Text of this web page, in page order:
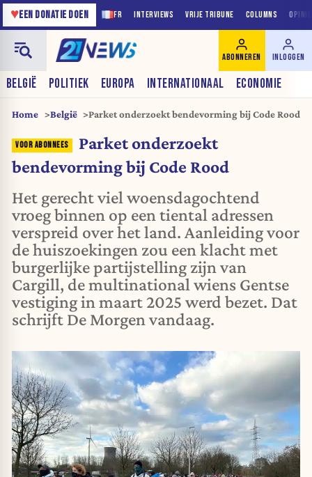
FR INTERVIEWS VRIJE TRIBUNE COLUMNS
♥EEN DONATIE DOEN
BELGIË POLITIEK EUROPA INTERNATIONAAL ECONOMIE
ABONNEREN INLOGGEN
Home België Parket onderzoekt bendevorming bij Code Rood
Parket onderzoekt
bendevorming bij Code Rood
Het gerecht viel woensdagochtend
vroeg binnen op een tiental adressen
verspreid over het land. Aanleiding voor
de huiszoekingen zou een klacht met
burgerlijke partijstelling zijn van
Cargill, de multinational wiens Gentse
vestiging in maart 2025 werd bezet. Dat
schrijft De Morgen vandaag.